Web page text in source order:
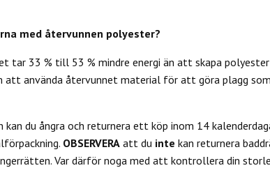
med återvunnen polyester?
tar 33 % till 53 % mindre energi än att skapa
att använda återvunnet material för att göra plagg
kan du ångra och returnera ett köp inom 14
OBSERVERA att du inte kan returnera
Var därför noga med att kontrollera din